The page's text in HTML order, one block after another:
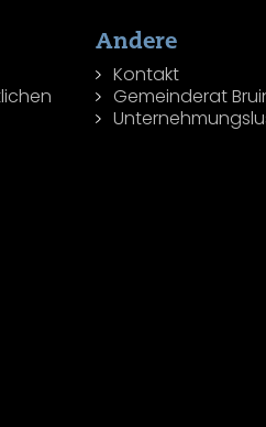
Andere
Kontakt
Gemeinderat